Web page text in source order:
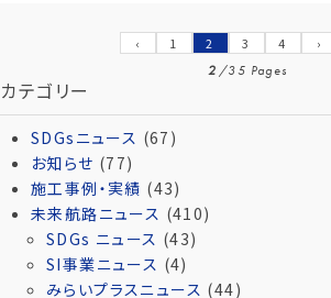
‹ 1 2 3 4 ›
2 /35 Pages
カテゴリー
SDGsニュース (67)
お知らせ (77)
施工事例・実績 (43)
未来航路ニュース (410)
SDGs ニュース (43)
SI事業ニュース (4)
みらいプラスニュース (44)